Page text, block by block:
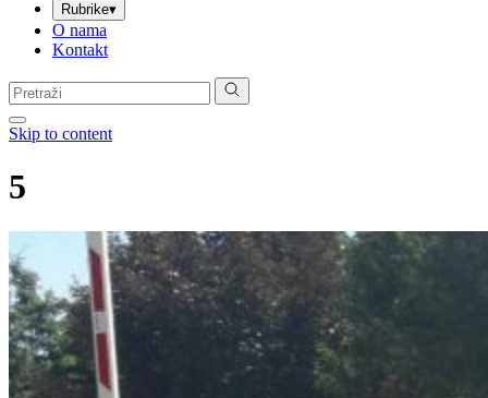
Rubrike▾
O nama
Kontakt
Pretraga:
Skip to content
5